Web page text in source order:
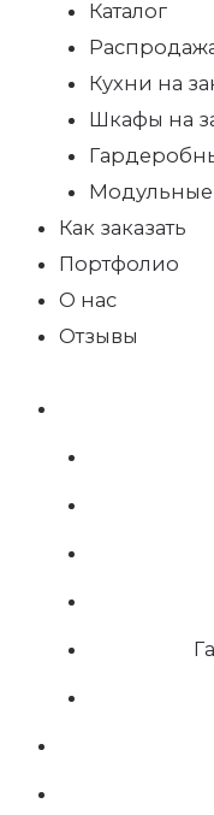
Каталог
Кухни на
Шкафы на
Модульные
Как заказать
Портфолио
О нас
Отзывы